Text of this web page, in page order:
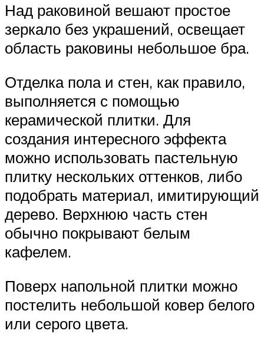
Над раковиной вешают простое
зеркало без украшений, освещает
область раковины небольшое бра.
Отделка пола и стен, как правило,
выполняется с помощью
керамической плитки. Для
создания интересного эффекта
можно использовать пастельную
плитку нескольких оттенков, либо
подобрать материал, имитирующий
дерево. Верхнюю часть стен
обычно покрывают белым
кафелем.
Поверх напольной плитки можно
постелить небольшой ковер белого
или серого цвета.